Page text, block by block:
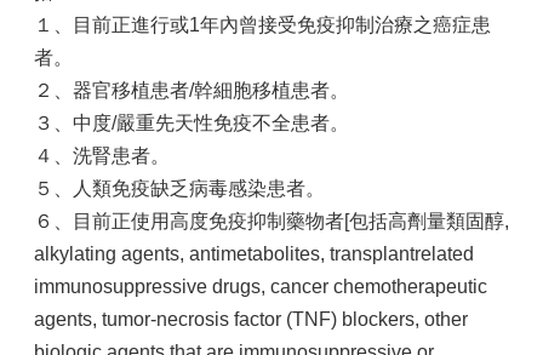
１、目前正進行或1年內曾接受免疫抑制治療之癌症患
者。
２、器官移植患者/幹細胞移植患者。
３、中度/嚴重先天性免疫不全患者。
４、洗腎患者。
５、人類免疫缺乏病毒感染患者。
６、目前正使用高度免疫抑制藥物者[包括高劑量類固醇,
alkylating agents, antimetabolites, transplantrelated
immunosuppressive drugs, cancer chemotherapeutic
agents, tumor-necrosis factor (TNF) blockers, other